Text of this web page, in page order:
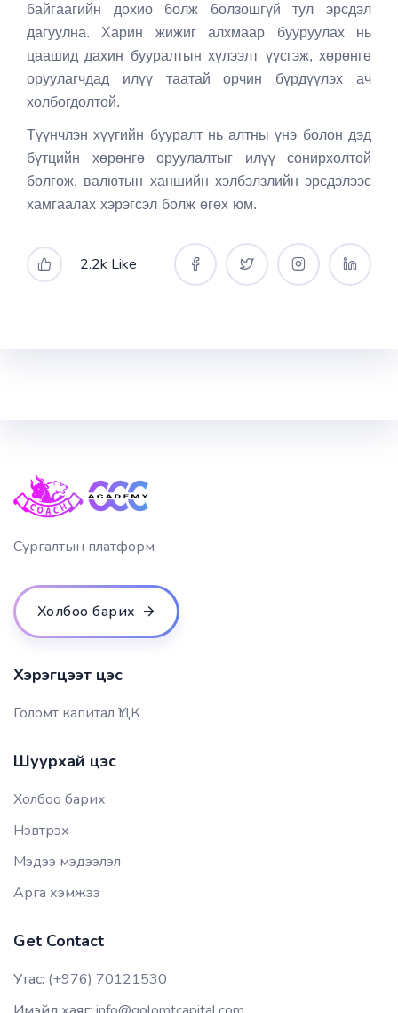
байгаагийн дохио болж болзошгүй тул эрсдэл
дагуулна. Харин жижиг алхмаар бууруулах нь
цаашид дахин бууралтын хүлээлт үүсгэж, хөрөнгө
оруулагчдад илүү таатай орчин бүрдүүлэх ач
холбогдолтой.
Түүнчлэн хүүгийн бууралт нь алтны үнэ болон дэд
бүтцийн хөрөнгө оруулалтыг илүү сонирхолтой
болгож, валютын ханшийн хэлбэлзлийн эрсдэлээс
хамгаалах хэрэгсэл болж өгөх юм.
2.2k Like
Сургалтын платформ
Холбоо барих
Хэрэгцээт цэс
Голомт капитал ҮЦК
Шуурхай цэс
Холбоо барих
Нэвтрэх
Мэдээ мэдээлэл
Арга хэмжээ
Get Contact
Утас: (+976) 70121530